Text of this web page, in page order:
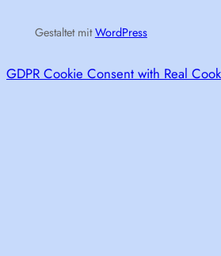
Gestaltet mitWordPress
GDPR Cookie Consent with Real